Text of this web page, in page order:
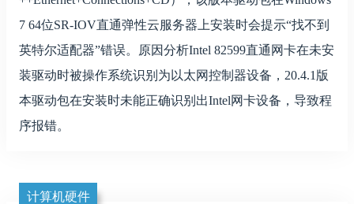
7 64位SR-IOV直通弹性云服务器上安装时会提示“找不到
英特尔适配器”错误。原因分析Intel 82599直通网卡在未安
装驱动时被操作系统识别为以太网控制器设备，20.4.1版
本驱动包在安装时未能正确识别出Intel网卡设备，导致程
序报错。
计算机硬件